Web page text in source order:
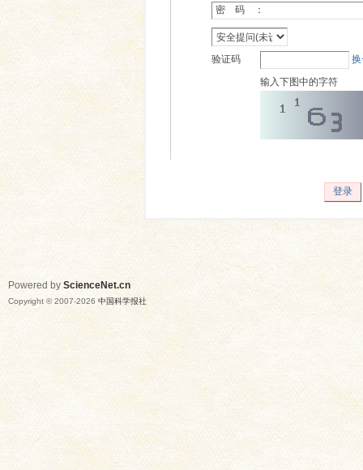
密 码 ：
验证码
输入下图中的字符
登录
Powered by ScienceNet.cn
Copyright © 2007-2026 中国科学报社